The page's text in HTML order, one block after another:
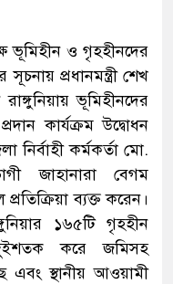
ভূমিহীন ও গৃহহীনদের
প্রধানমন্ত্রী শেখ
ভূমিহীনদের
কার্যক্রম উদ্বোধন
নির্বাহী কর্মকর্তা মো.
জাহানারা বেগম
প্রতিক্রিয়া ব্যক্ত করেন।
১৬৫টি গৃহহীন
দুইশতক করে জমিসহ
এবং স্থানীয় আওয়ামী